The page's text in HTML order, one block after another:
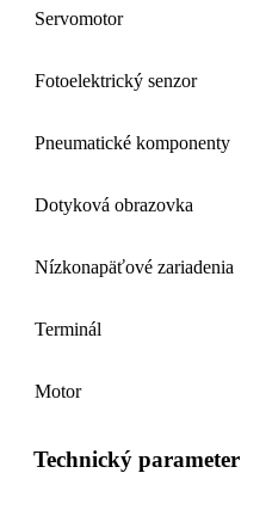
Servomotor
Fotoelektrický senzor
Pneumatické komponenty
Dotyková obrazovka
Nízkonapäťové zariadenia
Terminál
Motor
Technický parameter